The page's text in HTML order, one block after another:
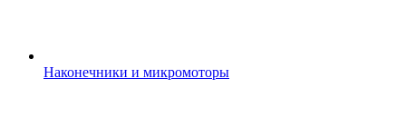
Наконечники и микромоторы